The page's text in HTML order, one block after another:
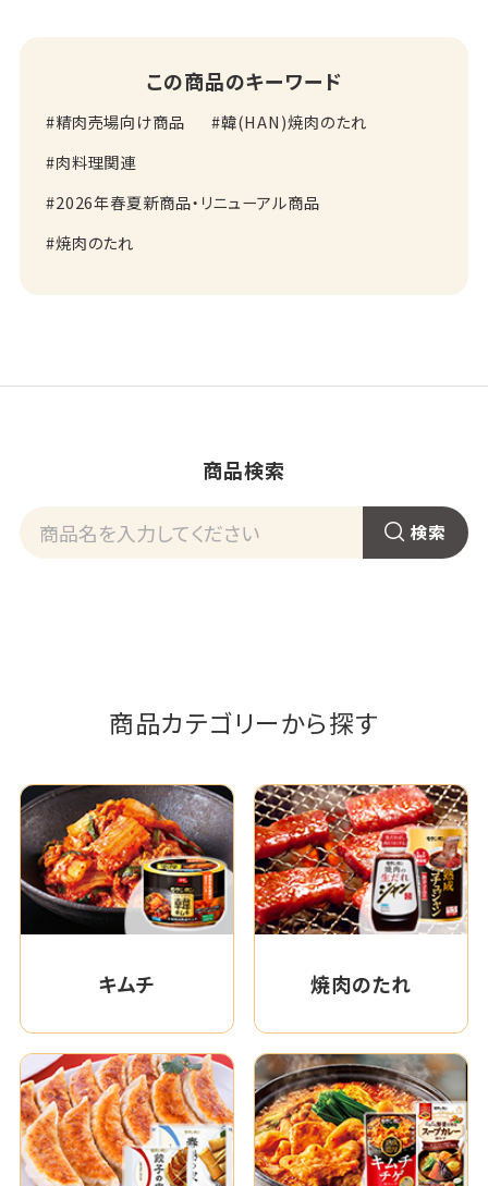
この商品のキーワード
精肉売場向け商品
韓(HAN)焼肉のたれ
肉料理関連
2026年春夏新商品・リニューアル商品
焼肉のたれ
商品検索
商品カテゴリーから探す
キムチ 焼肉のたれ